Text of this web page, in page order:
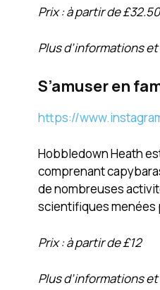
Prix : à partir de £32.50
Plus d’informations
S’amuser en
https://
Hobbledown Heath
comprenant
de nombreuses
scientifiques menées
Prix : à partir de £12
Plus d’informations